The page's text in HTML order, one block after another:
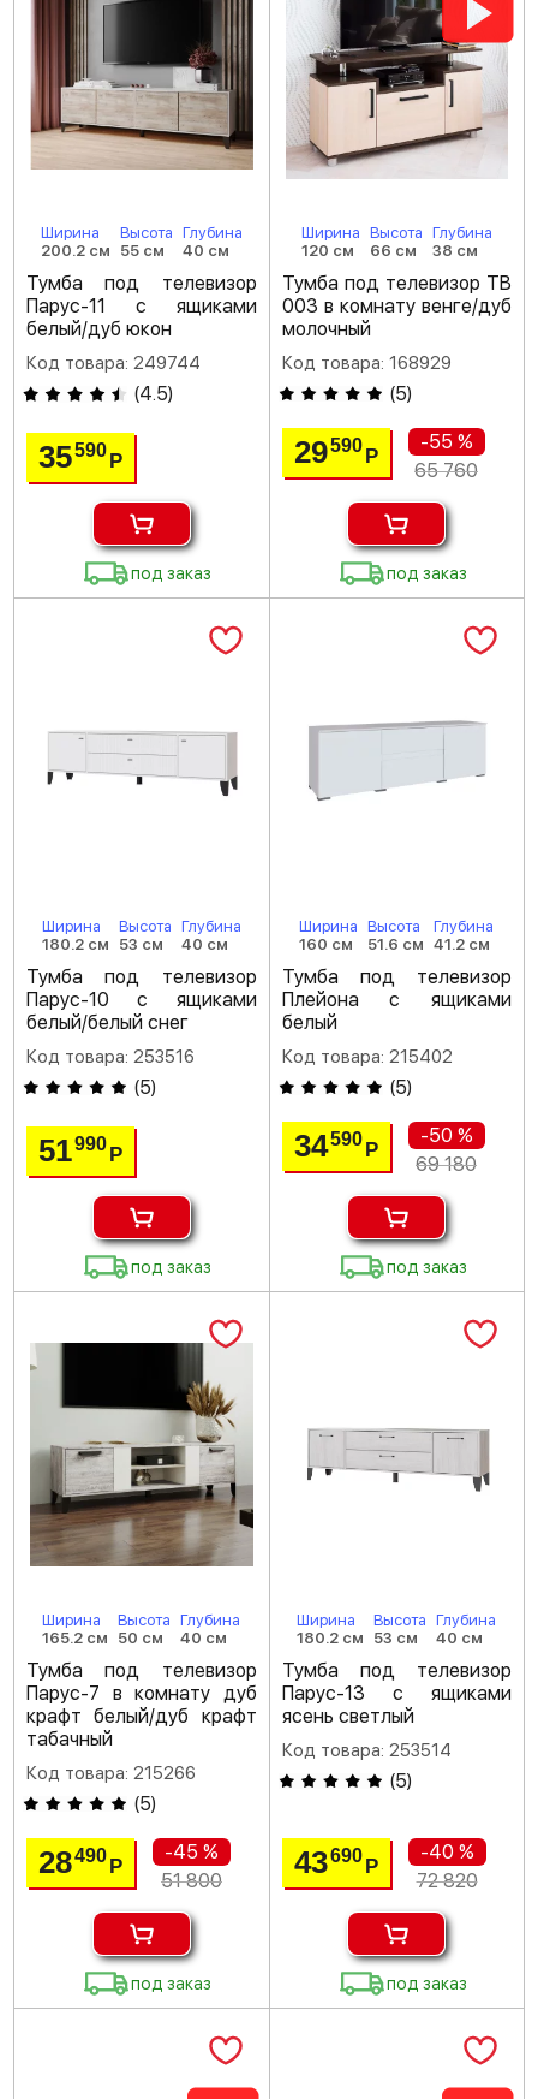
Ширина
200.2 см
Высота
55 см
Глубина
40 см
Тумба под телевизор
Парус-11 с ящиками
белый/дуб юкон
Код товара: 249744
(4.5)
35590Р
под заказ
Ширина
120 см
Высота
66 см
Глубина
38 см
Тумба под телевизор ТВ
003 в комнату венге/дуб
молочный
Код товара: 168929
(5)
29590 Р
-55 %
65 760
под заказ
Ширина
180.2 см
Высота
53 см
Глубина
40 см
Тумба под телевизор
Парус-10 с ящиками
белый/белый снег
Код товара: 253516
(5)
51990Р
под заказ
Ширина
160 см
Высота
51.6 см
Глубина
41.2 см
Тумба под телевизор
Плейона с ящиками
белый
Код товара: 215402
(5)
34590 Р
-50 %
69 180
под заказ
Ширина
165.2 см
Высота
50 см
Глубина
40 см
Тумба под телевизор
Парус-7 в комнату дуб
крафт белый/дуб крафт
табачный
Код товара: 215266
(5)
28490Р
-45 %
51 800
под заказ
Ширина
180.2 см
Высота
53 см
Глубина
40 см
Тумба под телевизор
Парус-13 с ящиками
ясень светлый
Код товара: 253514
(5)
43690 Р
-40 %
72 820
под заказ